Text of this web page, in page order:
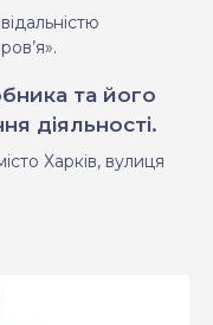
та його
діяльності.
Харків, вулиця